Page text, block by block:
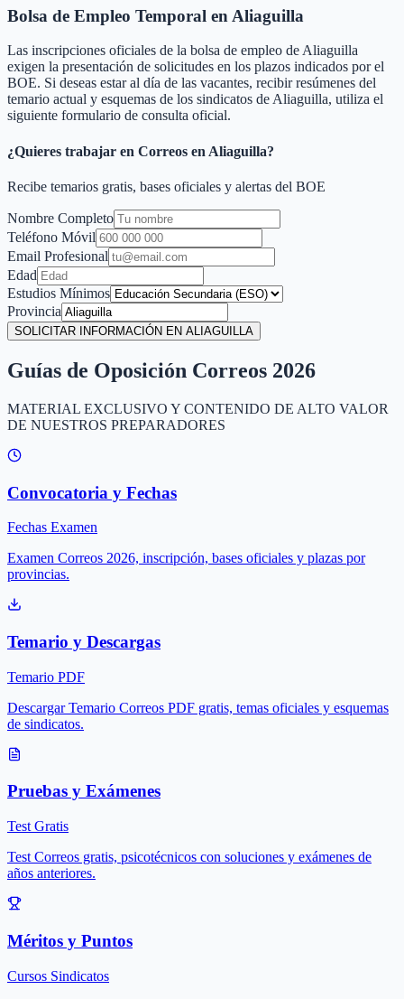
Bolsa de Empleo Temporal en Aliaguilla
Las inscripciones oficiales de la bolsa de empleo deAliaguilla
exigen la presentación de solicitudes en los plazos indicados por el
BOE. Si deseas estar al día de las vacantes, recibir resúmenes del
temario actual y esquemas de los sindicatos deAliaguilla, utiliza el
siguiente formulario de consulta oficial.
¿Quieres trabajar en Correos en Aliaguilla?
Recibe temarios gratis, bases oficiales y alertas del BOE
Nombre Completo
Teléfono Móvil
Email Profesional
Edad
Estudios Mínimos
Provincia
SOLICITAR INFORMACIÓN EN ALIAGUILLA
Guías de Oposición Correos 2026
MATERIAL EXCLUSIVO Y CONTENIDO DE ALTO VALOR
DE NUESTROS PREPARADORES
Convocatoria y Fechas
Fechas Examen
Examen Correos 2026, inscripción, bases oficiales y plazas por
provincias.
Temario y Descargas
Temario PDF
Descargar Temario Correos PDF gratis, temas oficiales y esquemas
de sindicatos.
Pruebas y Exámenes
Test Gratis
Test Correos gratis, psicotécnicos con soluciones y exámenes de
años anteriores.
Méritos y Puntos
Cursos Sindicatos